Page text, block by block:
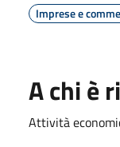
Imprese e
A chi è
Attività